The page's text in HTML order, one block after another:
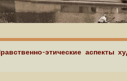
этические аспекты